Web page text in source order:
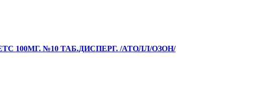
100МГ. №10 ТАБ.ДИСПЕРГ. /АТОЛЛ/ОЗОН/